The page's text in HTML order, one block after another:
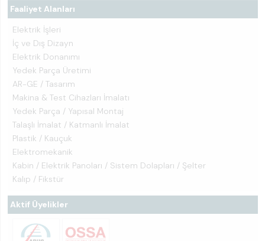
Faaliyet Alanları
Elektrik İşleri
İç ve Dış Dizayn
Elektrik Donanımı
Yedek Parça Üretimi
AR-GE / Tasarım
Makina & Test Cihazları İmalatı
Yedek Parça / Yapısal Montaj
Talaşlı İmalat / Katmanlı İmalat
Plastik / Kauçuk
Elektromekanik
Kabin / Elektrik Panoları / Sistem Dolapları / Şelter
Kalıp / Fikstür
Aktif Üyelikler